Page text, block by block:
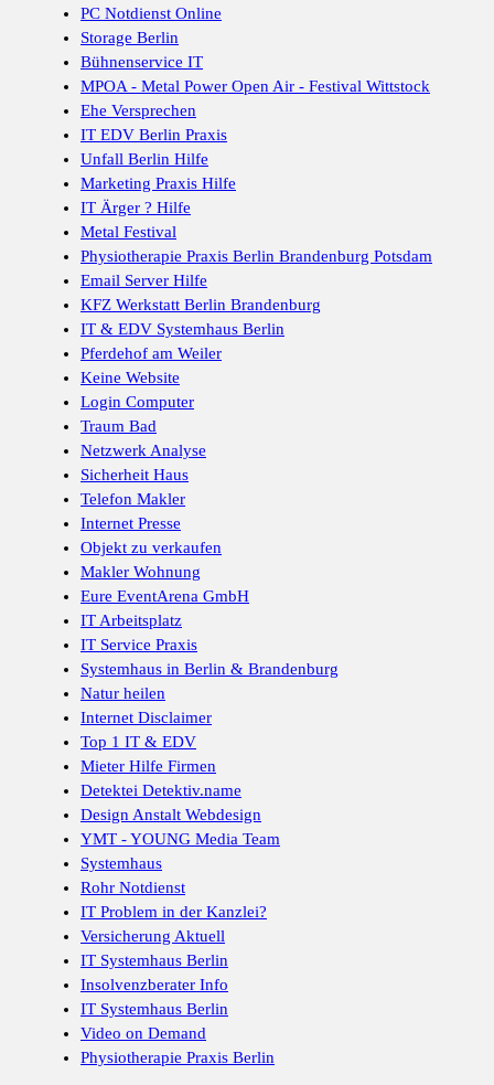
PC Notdienst Online
Storage Berlin
Bühnenservice IT
MPOA - Metal Power Open Air - Festival Wittstock
Ehe Versprechen
IT EDV Berlin Praxis
Unfall Berlin Hilfe
Marketing Praxis Hilfe
IT Ärger ? Hilfe
Metal Festival
Physiotherapie Praxis Berlin Brandenburg Potsdam
Email Server Hilfe
KFZ Werkstatt Berlin Brandenburg
IT & EDV Systemhaus Berlin
Pferdehof am Weiler
Keine Website
Login Computer
Traum Bad
Netzwerk Analyse
Sicherheit Haus
Telefon Makler
Internet Presse
Objekt zu verkaufen
Makler Wohnung
Eure EventArena GmbH
IT Arbeitsplatz
IT Service Praxis
Systemhaus in Berlin & Brandenburg
Natur heilen
Internet Disclaimer
Top 1 IT & EDV
Mieter Hilfe Firmen
Detektei Detektiv.name
Design Anstalt Webdesign
YMT - YOUNG Media Team
Systemhaus
Rohr Notdienst
IT Problem in der Kanzlei?
Versicherung Aktuell
IT Systemhaus Berlin
Insolvenzberater Info
IT Systemhaus Berlin
Video on Demand
Physiotherapie Praxis Berlin